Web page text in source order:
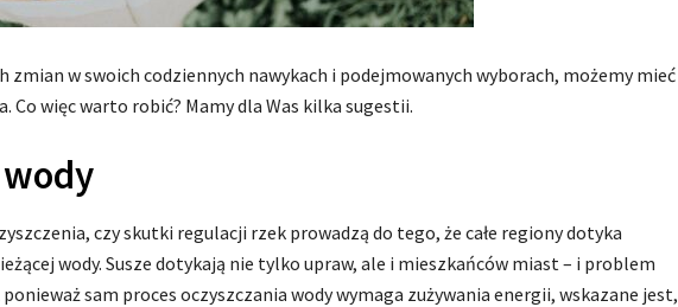
zmian w swoich codziennych nawykach i podejmowanych wyborach, możemy mieć
Co więc warto robić? Mamy dla Was kilka sugestii.
czy skutki regulacji rzek prowadzą do tego, że całe regiony dotyka
wody. Susze dotykają nie tylko upraw, ale i mieszkańców miast – i problem
sam proces oczyszczania wody wymaga zużywania energii, wskazane jest,